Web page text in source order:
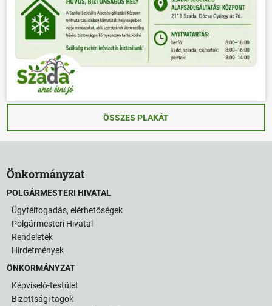
ÖSSZES PLAKÁT
Önkormányzat
POLGÁRMESTERI HIVATAL
Ügyfélfogadás, elérhetőségek
Polgármesteri Hivatal
Rendeletek
Hirdetmények
ÖNKORMÁNYZAT
Képviselő-testület
Bizottsági tagok